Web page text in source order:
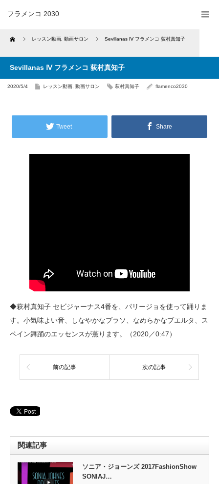
フラメンコ 2030
Home レッスン動画 動画サロン Sevillanas Ⅳ フラメンコ 荻村真知子
Sevillanas Ⅳ フラメンコ 荻村真知子
2020/5/4 レッスン動画 動画サロン 萩村真知子 flamenco2030
Tweet Share
◆萩村真知子 セビジャーナス4番を、パリージョを使って踊りま
す。小気味よい音、しなやかなブラソ、なめらかなブエルタ、ス
ペイン舞踊のエッセンスが薫ります。（2020／0:47）
前の記事 次の記事
関連記事
ソニア・ジョーンズ 2017FashionShow
SONIAJ…